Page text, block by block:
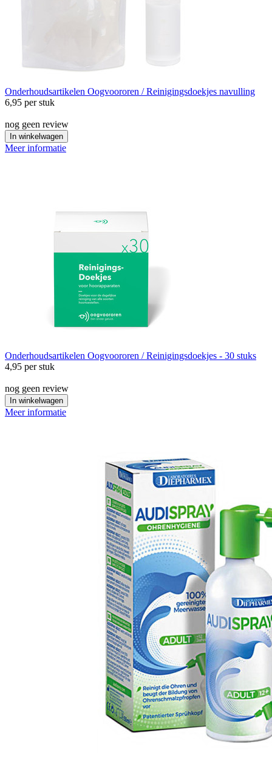
Onderhoudsartikelen Oogvoororen / Reinigingsdoekjes navulling
6,95 per stuk
nog geen review
In winkelwagen
Meer informatie
Onderhoudsartikelen Oogvoororen / Reinigingsdoekjes - 30 stuks
4,95 per stuk
nog geen review
In winkelwagen
Meer informatie